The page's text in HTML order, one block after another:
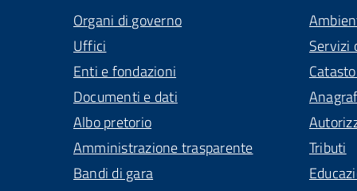
Organi di governo
Uffici
Enti e fondazioni
Documenti e dati
Albo pretorio
Amministrazione trasparente
Bandi di gara
Servizi
Tributi